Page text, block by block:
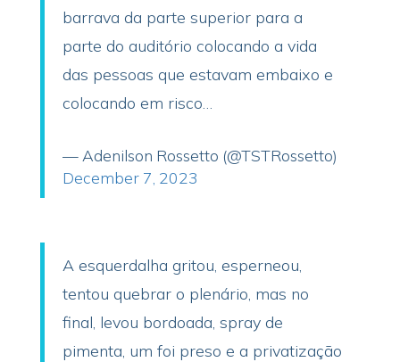
barrava da parte superior para a
parte do auditório colocando a vida
das pessoas que estavam embaixo e
colocando em risco…
— Adenilson Rossetto (@TSTRossetto)
December 7, 2023
A esquerdalha gritou, esperneou,
tentou quebrar o plenário, mas no
final, levou bordoada, spray de
pimenta, um foi preso e a privatização